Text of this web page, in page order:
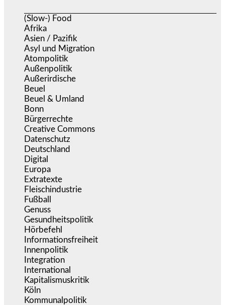
(Slow-) Food
Afrika
Asien / Pazifik
Asyl und Migration
Atompolitik
Außenpolitik
Außerirdische
Beuel
Beuel & Umland
Bonn
Bürgerrechte
Creative Commons
Datenschutz
Deutschland
Digital
Europa
Extratexte
Fleischindustrie
Fußball
Genuss
Gesundheitspolitik
Hörbefehl
Informationsfreiheit
Innenpolitik
Integration
International
Kapitalismuskritik
Köln
Kommunalpolitik